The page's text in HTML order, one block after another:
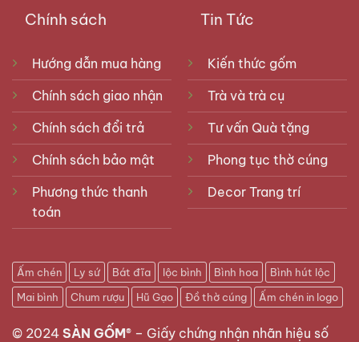
Chính sách
Hướng dẫn mua hàng
Chính sách giao nhận
Chính sách đổi trả
Chính sách bảo mật
Phương thức thanh
toán
Tin Tức
Kiến thức gốm
Trà và trà cụ
Tư vấn Quà tặng
Phong tục thờ cúng
Decor Trang trí
Ấm chén Ly sứ Bát đĩa lộc bình Bình hoa
Bình hút lộc
Mai bình
Chum rượu Hũ Gạo Đồ thờ cúng Ấm chén in logo
© 2024 SÀN GỐM® – Giấy chứng nhận nhãn hiệu số